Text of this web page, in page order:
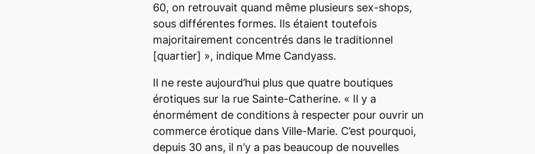
60, on retrouvait quand même plusieurs sex-shops,
sous différentes formes. Ils étaient toutefois
majoritairement concentrés dans le traditionnel
[quartier] », indique Mme Candyass.
Il ne reste aujourd’hui plus que quatre boutiques
érotiques sur la rue Sainte-Catherine. « Il y a
énormément de conditions à respecter pour ouvrir un
commerce érotique dans Ville-Marie. C’est pourquoi,
depuis 30 ans, il n’y a pas beaucoup de nouvelles